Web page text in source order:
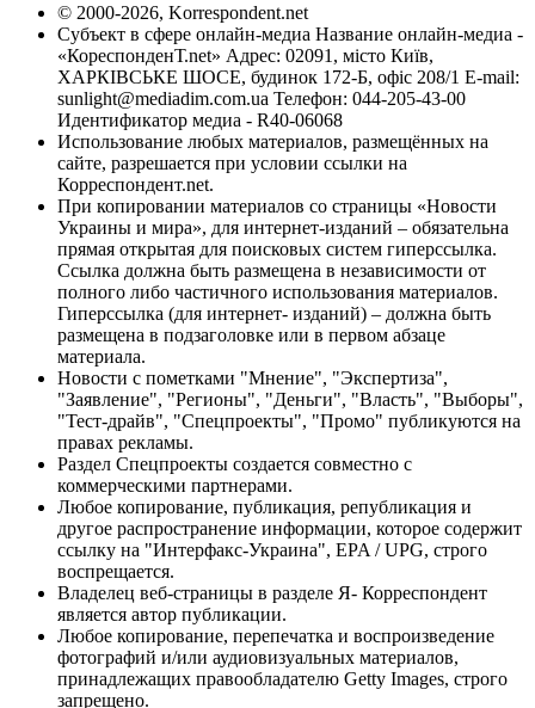
© 2000-2026, Korrespondent.net
Субъект в сфере онлайн-медиа Название онлайн-медиа -
«КореспонденТ.net» Адрес: 02091, місто Київ,
ХАРКІВСЬКЕ ШОСЕ, будинок 172-Б, офіс 208/1 E-mail:
sunlight@mediadim.com.ua Телефон: 044-205-43-00
Идентификатор медиа - R40-06068
Использование любых материалов, размещённых на
сайте, разрешается при условии ссылки на
Корреспондент.net.
При копировании материалов со страницы «Новости
Украины и мира», для интернет-изданий – обязательна
прямая открытая для поисковых систем гиперссылка.
Ссылка должна быть размещена в независимости от
полного либо частичного использования материалов.
Гиперссылка (для интернет- изданий) – должна быть
размещена в подзаголовке или в первом абзаце
материала.
Новости с пометками "Мнение", "Экспертиза",
"Заявление", "Регионы", "Деньги", "Власть", "Выборы",
"Тест-драйв", "Спецпроекты", "Промо" публикуются на
правах рекламы.
Раздел Спецпроекты создается совместно с
коммерческими партнерами.
Любое копирование, публикация, републикация и
другое распространение информации, которое содержит
ссылку на "Интерфакс-Украина", EPA / UPG, строго
воспрещается.
Владелец веб-страницы в разделе Я- Корреспондент
является автор публикации.
Любое копирование, перепечатка и воспроизведение
фотографий и/или аудиовизуальных материалов,
принадлежащих правообладателю Getty Images, строго
запрещено.